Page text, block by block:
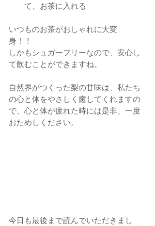
て、お茶に入れる
いつものお茶がおしゃれに大変
身！！
しかもシュガーフリーなので、安心し
て飲むことができますね。
自然界がつくった梨の甘味は、私たち
の心と体をやさしく癒してくれますの
で、心と体が疲れた時には是非、一度
おためしください。
今日も最後まで読んでいただきまし